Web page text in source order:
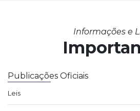
Informações e
Publicações Oficiais
Leis